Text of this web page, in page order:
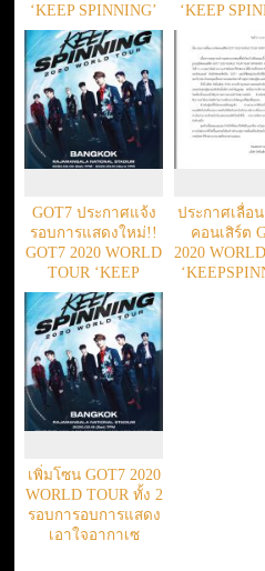
‘KEEP SPINNING’
IN BANGKOK
‘KEEP
GOT7 ประกาศแจ้ง
รอบการแสดงใหม่!!
GOT7 2020 WORLD
TOUR ‘KEEP
SPINNING’ IN
BANGKOK
ประกาศเลื่อ
คอนเสิร์ต
2020
เพิ่มโซน GOT7 2020
WORLD TOUR ทั้ง 2
รอบการอบการแสดง
เอาใจอากาเซ